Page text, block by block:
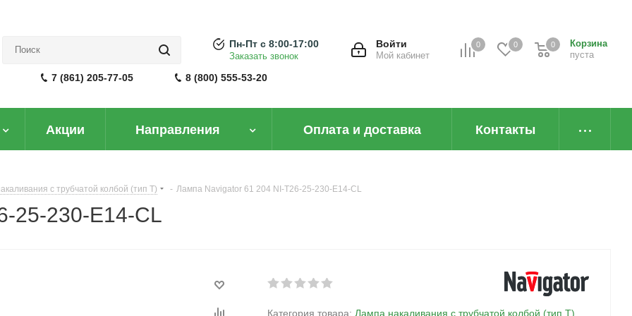
7 (861) 205-77-05 8 (800) 555-53-20
0 0
Корзина
пуста
0
Войти
Мой кабинет
Пн-Пт с 8:00-17:00
Заказать звонок
Акции Направления Оплата и доставка Контакты
с трубчатой колбой (тип T) - Лампа Navigator 61 204 NI-T26-25-230-E14-CL
25-230-E14-CL
Категория товара: Лампа накаливания с трубчатой колбой (тип T)
ценам легко